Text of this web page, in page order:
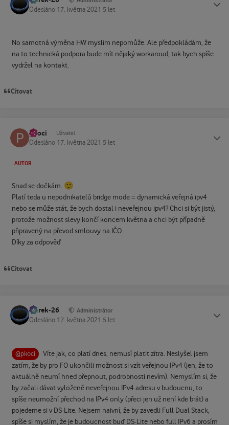
Odesláno 17. května 2021 5 let
No samotná výměna HW myslím nepomůže. Ale předpokládám, že
na to technická podpora bude mít nějaký workaroud, tak bych spíše
vydržel na kontakt.
Citovat
pkoci Uživatel
Odesláno 17. května 2021 5 let
AUTOR
Snad se dočkám. 🙂
Platí teda u nepodnikatelů bridge mode = dynamická veřejná ipv4
nebo se může stát, že bych dostal i neveřejnou ipv4? Chci si být jistý,
protože možnost slevy končí koncem května a chci být případně
připravený na převod smlouvy na IČO.
Díky za odpověď
Citovat
Marek-26 Administrátor
Odesláno 17. května 2021 5 let
@pkoci
Víte jak, co platí dnes, nemusí platit zítra. Neslyšel jsem
zatím, že by pro FO ukončili možnost si vzít veřejnou IPv4 (jen, že to
aktuálně neumí hned přepnout, podrobnosti nevím). Nemyslím si, že
by začali dávat vyloženě neveřejnou IPv4 adresu v budoucnu, to
spíše neumožní přechod na IPv4 only (přeci jen už není kde brát) a
pojedeme si v DS-Lite. Nejsem naivní, že by zavedli Full Dual Stack,
spíše si myslím, že je budoucnost buď DS-Lite nebo full IPv6 a prosím